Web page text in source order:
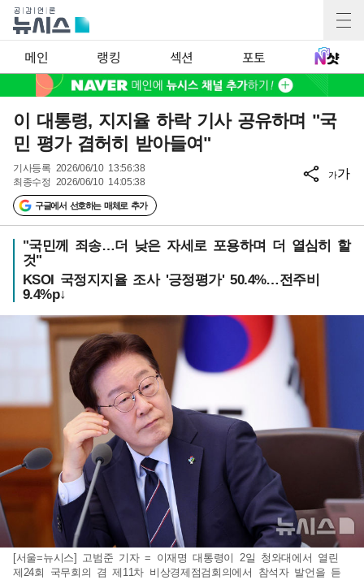
메인 랭킹 섹션 포토
이 대통령, 지지율 하락 기사 공유하며 "국
민 평가 겸허히 받아들여"
기사등록 2026/06/10 13:56:38
최종수정 2026/06/10 14:05:38
구글에서 선호하는 매체로 추가
가가
"국민께 죄송…더 낮은 자세로 포용하며 더 열심히 할
것"
KSOI 국정지지율 조사 '긍정평가' 50.4%…전주비
9.4%p↓
[서울=뉴시스] 고범준 기자 = 이재명 대통령이 2일 청와대에서 열린
제24회 국무회의 겸 제11차 비상경제점검회의에서 참석자 발언을 듣